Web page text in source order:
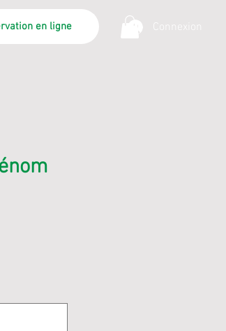
en ligne